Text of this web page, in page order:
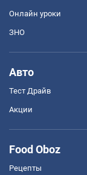
Онлайн уроки
ЗНО
Авто
Тест Драйв
Акции
Food Oboz
Рецепты